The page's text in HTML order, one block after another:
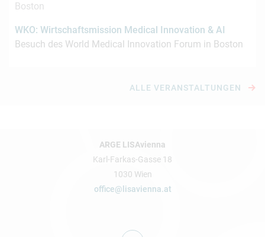
Boston
WKO: Wirtschaftsmission Medical Innovation & AI
Besuch des World Medical Innovation Forum in Boston
ALLE VERANSTALTUNGEN
ARGE LISAvienna
Karl-Farkas-Gasse 18
1030 Wien
office@lisavienna.at